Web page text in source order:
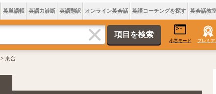
英単語帳 英語力診断 英語翻訳 オンライン英会話 英語コーチングを探す 英会話教
小窓モード プレミア
乗合